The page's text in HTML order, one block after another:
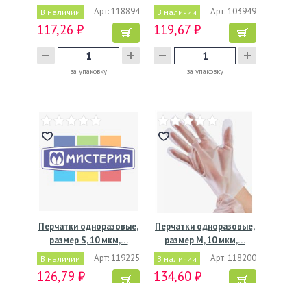
В наличии Арт: 118894
117,26 ₽
за упаковку
В наличии Арт: 103949
119,67 ₽
за упаковку
Перчатки одноразовые,
размер S, 10 мкм,…
В наличии Арт: 119225
126,79 ₽
Перчатки одноразовые,
размер M, 10 мкм,…
В наличии Арт: 118200
134,60 ₽